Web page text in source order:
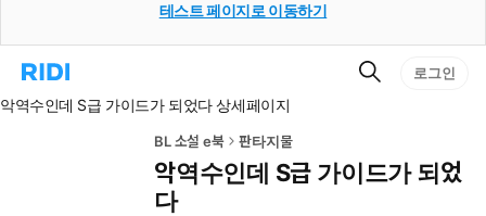
테스트 페이지로 이동하기
리
홈
검
로그인
악역수인데 S급 가이드가 되었다 상세페이지
BL 소설 e북 판타지물
악역수인데 S급 가이드가 되었
다